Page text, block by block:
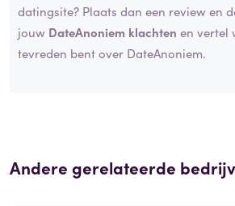
datingsite? Plaats dan een review en
jouw DateAnoniem klachten en vertel
tevreden bent over DateAnoniem.
Andere gerelateerde